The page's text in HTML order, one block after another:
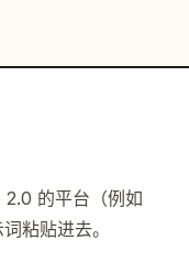
的平台（例如
粘贴进去。